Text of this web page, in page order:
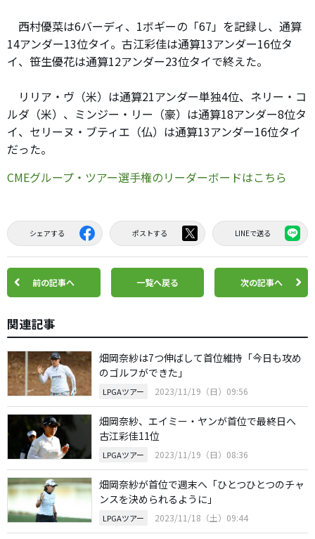
西村優菜は6バーディ、1ボギーの「67」を記録し、通算
14アンダー13位タイ。古江彩佳は通算13アンダー16位タ
イ、笹生優花は通算12アンダー23位タイで終えた。
リリア・ヴ（米）は通算21アンダー単独4位、ネリー・コ
ルダ（米）、ミンジー・リー（豪）は通算18アンダー8位タ
イ、セリーヌ・ブティエ（仏）は通算13アンダー16位タイ
だった。
CMEグループ・ツアー選手権のリーダーボードはこちら
シェアする ポストする LINEで送る
前の記事へ 一覧へ戻る 次の記事へ
関連記事
畑岡奈紗は7つ伸ばして首位維持「今日も攻め
のゴルフができた」
LPGAツアー 2023/11/19（日）09:56
畑岡奈紗、エイミー・ヤンが首位で最終日へ
古江彩佳11位
LPGAツアー 2023/11/19（日）08:36
畑岡奈紗が首位で週末へ「ひとつひとつのチャ
ンスを決められるように」
LPGAツアー 2023/11/18（土）09:44